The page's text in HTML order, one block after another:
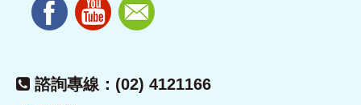
諮詢專線：(02) 4121166